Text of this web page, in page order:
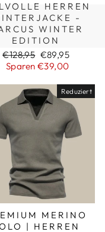
HERREN
-
WINTER
EDITION
Normaler
Preis
€128,95 Sonderpreis
€89,95
Sparen €39,00
Reduziert
MERINO
| HERREN